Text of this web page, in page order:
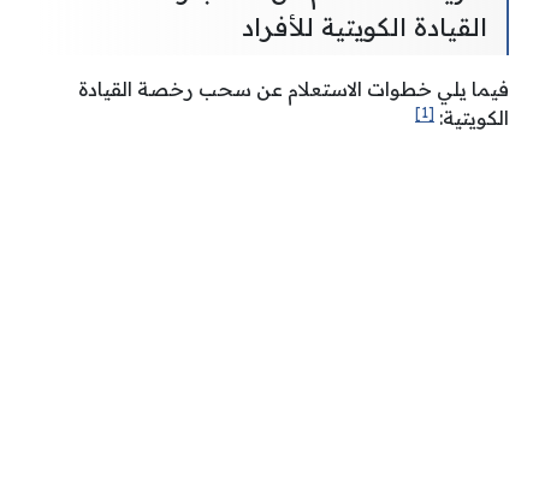
القيادة الكويتية للأفراد
فيما يلي خطوات الاستعلام عن سحب رخصة القيادة
الكويتية: [1]